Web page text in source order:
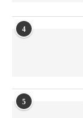
4
5